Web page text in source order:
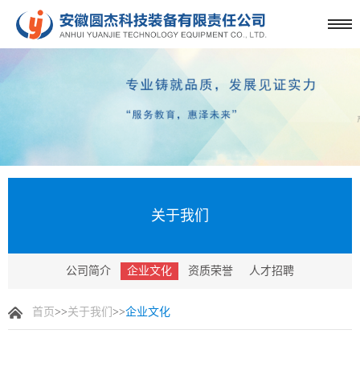
关于我们
公司简介 企业文化 资质荣誉 人才招聘
首页>>关于我们 >>企业文化